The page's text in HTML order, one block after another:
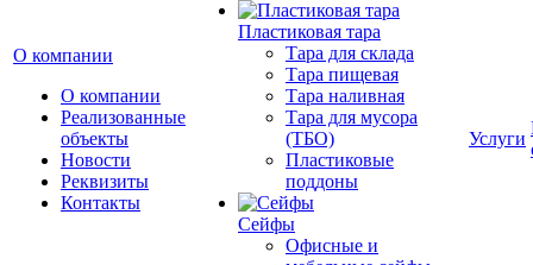
О компании
О компании
Реализованные
объекты
Новости
Реквизиты
Контакты
Пластиковая тара
Тара для склада
Тара пищевая
Тара наливная
Тара для мусора
(ТБО)
Пластиковые
поддоны
Сейфы
Офисные и
Услуги